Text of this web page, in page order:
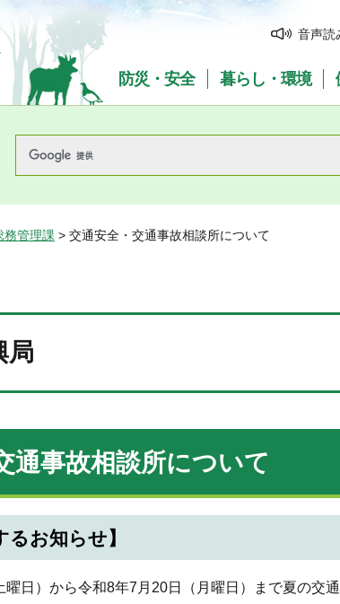
長野県Nagano Prefecture
音声読
防災・安全 暮らし・環境
務管理課 > 交通安全・交通事故相談所について
局
通事故相談所について
るお知らせ】
日）から令和8年7月20日（月曜日）まで夏の交